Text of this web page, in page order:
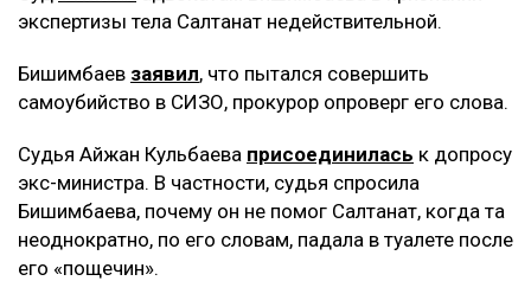
экспертизы тела Салтанат недействительной.
Бишимбаев заявил, что пытался совершить
самоубийство в СИЗО, прокурор опроверг его слова.
Судья Айжан Кульбаева присоединилась к допросу
экс-министра. В частности, судья спросила
Бишимбаева, почему он не помог Салтанат, когда та
неоднократно, по его словам, падала в туалете после
его «пощечин».